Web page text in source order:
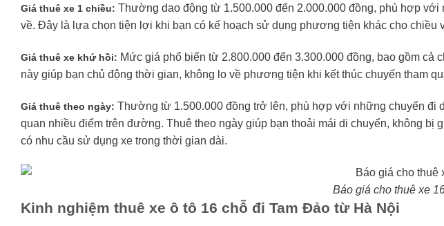
Giá thuê xe 1 chiều: Thường dao động từ 1.500.000 đến 2.000.000 đồng, phù hợp
về. Đây là lựa chọn tiện lợi khi bạn có kế hoạch sử dụng phương tiện khác cho chiều
Giá thuê xe khứ hồi: Mức giá phổ biến từ 2.800.000 đến 3.300.000 đồng, bao gồm cả
này giúp bạn chủ động thời gian, không lo về phương tiện khi kết thúc chuyến tham
Giá thuê theo ngày: Thường từ 1.500.000 đồng trở lên, phù hợp với những chuyến đi
quan nhiều điểm trên đường. Thuê theo ngày giúp bạn thoải mái di chuyển, không bị
có nhu cầu sử dụng xe trong thời gian dài.
Báo giá cho thuê xe
Kinh nghiệm thuê xe ô tô 16 chỗ đi Tam Đảo từ Hà Nội